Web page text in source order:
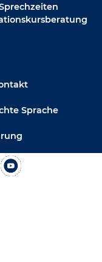
Sprache